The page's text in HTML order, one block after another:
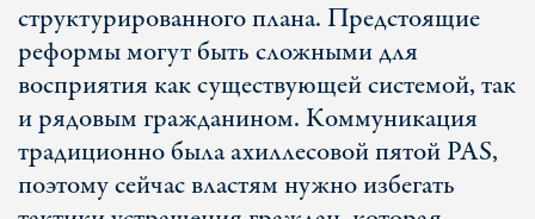
структурированного плана. Предстоящие
реформы могут быть сложными для
восприятия как существующей системой, так
и рядовым гражданином. Коммуникация
традиционно была ахиллесовой пятой PAS,
поэтому сейчас властям нужно избегать